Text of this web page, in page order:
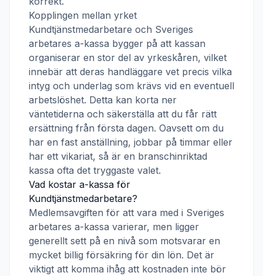
Kopplingen mellan yrket
Kundtjänstmedarbetare och Sveriges
arbetares a-kassa bygger på att kassan
organiserar en stor del av yrkeskåren, vilket
innebär att deras handläggare vet precis vilka
intyg och underlag som krävs vid en eventuell
arbetslöshet. Detta kan korta ner
väntetiderna och säkerställa att du får rätt
ersättning från första dagen. Oavsett om du
har en fast anställning, jobbar på timmar eller
har ett vikariat, så är en branschinriktad
kassa ofta det tryggaste valet.
Vad kostar a-kassa för
Kundtjänstmedarbetare?
Medlemsavgiften för att vara med i Sveriges
arbetares a-kassa varierar, men ligger
generellt sett på en nivå som motsvarar en
mycket billig försäkring för din lön. Det är
viktigt att komma ihåg att kostnaden inte bör